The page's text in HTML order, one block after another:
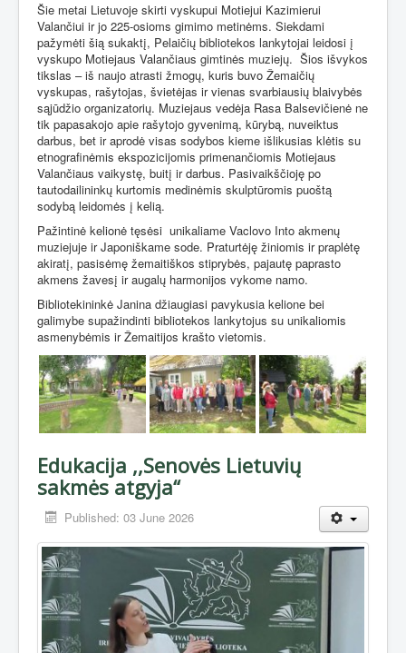
Šie metai Lietuvoje skirti vyskupui Motiejui Kazimierui
Valančiui ir jo 225-osioms gimimo metinėms. Siekdami
pažymėti šią sukaktį, Pelaičių bibliotekos lankytojai leidosi į
vyskupo Motiejaus Valančiaus gimtinės muziejų. Šios išvykos
tikslas – iš naujo atrasti žmogų, kuris buvo Žemaičių
vyskupas, rašytojas, švietėjas ir vienas svarbiausių blaivybės
sąjūdžio organizatorių. Muziejaus vedėja Rasa Balsevičienė ne
tik papasakojo apie rašytojo gyvenimą, kūrybą, nuveiktus
darbus, bet ir aprodė visas sodybos kieme išlikusias klėtis su
etnografinėmis ekspozicijomis primenančiomis Motiejaus
Valančiaus vaikystę, buitį ir darbus. Pasivaikščioję po
tautodailininkų kurtomis medinėmis skulptūromis puoštą
sodybą leidomės į kelią.
Pažintinė kelionė tęsėsi unikaliame Vaclovo Into akmenų
muziejuje ir Japoniškame sode. Praturtėję žiniomis ir praplėtę
akiratį, pasisėmę žemaitiškos stiprybės, pajautę paprasto
akmens žavesį ir augalų harmonijos vykome namo.
Bibliotekininkė Janina džiaugiasi pavykusia kelione bei
galimybe supažindinti bibliotekos lankytojus su unikaliomis
asmenybėmis ir Žemaitijos krašto vietomis.
Edukacija ,,Senovės Lietuvių
sakmės atgyja“
Published: 03 June 2026